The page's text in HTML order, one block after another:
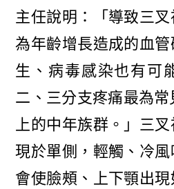
主任說明：「導致三
為年齡增長造成的血
生、病毒感染也有可
二、三分支疼痛最為
上的中年族群。」三
現於單側，輕觸、冷
會使臉頰、上下顎出